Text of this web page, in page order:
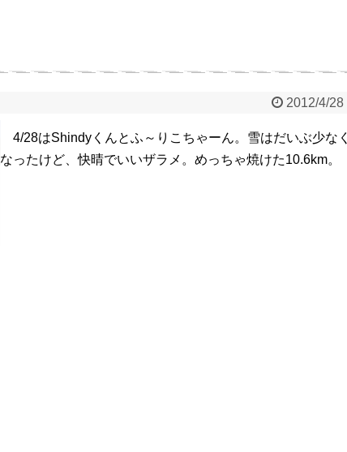
2012/4/28
4/28はShindyくんとふ～りこちゃーん。雪はだいぶ少なく
なったけど、快晴でいいザラメ。めっちゃ焼けた10.6km。